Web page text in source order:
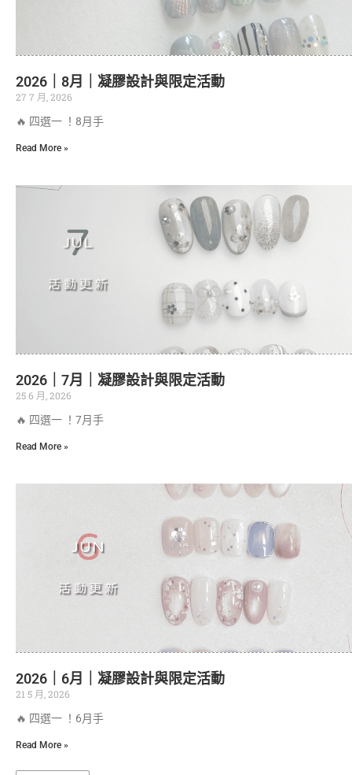
2026｜8月｜凝膠設計與限定活動
27 7 月, 2026
🔥 四選一 ！8月手
Read More »
2026｜7月｜凝膠設計與限定活動
25 6 月, 2026
🔥 四選一 ！7月手
Read More »
2026｜6月｜凝膠設計與限定活動
21 5 月, 2026
🔥 四選一 ！6月手
Read More »